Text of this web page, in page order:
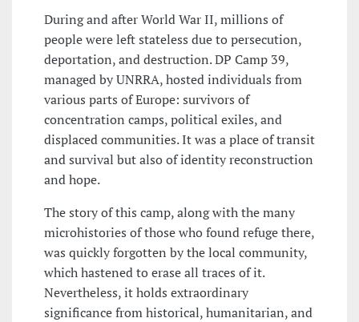
During and after World War II, millions of
people were left stateless due to persecution,
deportation, and destruction. DP Camp 39,
managed by UNRRA, hosted individuals from
various parts of Europe: survivors of
concentration camps, political exiles, and
displaced communities. It was a place of transit
and survival but also of identity reconstruction
and hope.
The story of this camp, along with the many
microhistories of those who found refuge there,
was quickly forgotten by the local community,
which hastened to erase all traces of it.
Nevertheless, it holds extraordinary
significance from historical, humanitarian, and